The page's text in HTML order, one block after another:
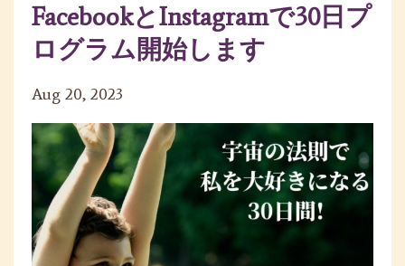
FacebookとInstagramで30日プ
ログラム開始します
Aug 20, 2023